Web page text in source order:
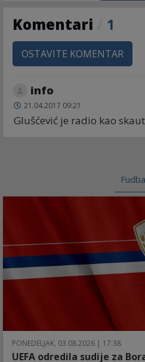
Komentari 1
OSTAVITE KOMENTAR
info
21.04.2017 09:21
Glušćević je radio kao
PONEDELJAK, 03.08.2026 | 17:38
UEFA odredila sudije za